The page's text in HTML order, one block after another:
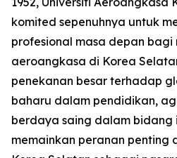
komited sepenuhnya untuk
profesional masa depan bagi
aeroangkasa di Korea
penekanan besar terhadap
baharu dalam pendidikan,
berdaya saing dalam bidang
memainkan peranan penting